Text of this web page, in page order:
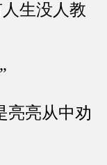
生没人教
亮从中劝